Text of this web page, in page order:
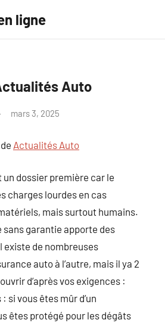
ligne
Auto
mars 3, 2025
Actualités Auto
un dossier première car le
charges lourdes en cas
mais surtout humains.
sans garantie apporte des
de nombreuses
auto à l’autre, mais il ya 2
d’après vos exigences :
si vous êtes mûr d’un
êtes protégé pour les dégâts